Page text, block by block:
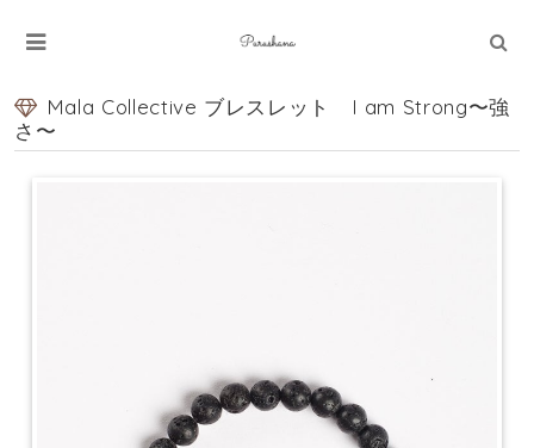
Mala Collective ブレスレット I am Strong〜強
さ〜